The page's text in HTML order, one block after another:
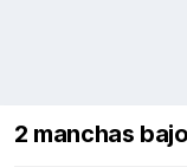
2 manchas